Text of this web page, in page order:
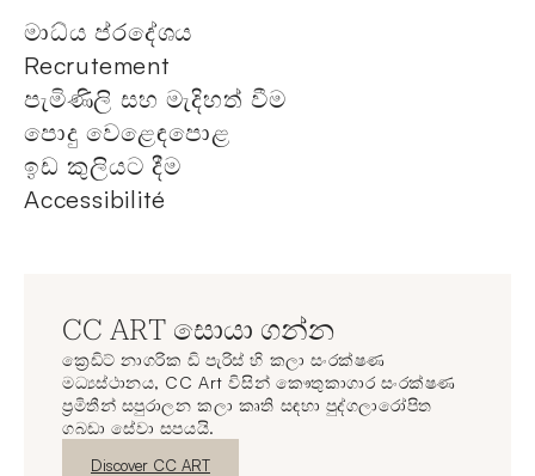
මාධ්ය ප්රදේශය
Recrutement
පැමිණිලි සහ මැදිහත් වීම
පොදු වෙළෙඳපොළ
ඉඩ කුලියට දීම
Accessibilité
CC ART සොයා ගන්න
ක්‍රෙඩිට් නාගරික ඩි පැරිස් හි කලා සංරක්ෂණ
මධ්‍යස්ථානය, CC Art විසින් කෞතුකාගාර සංරක්ෂණ
ප්‍රමිතීන් සපුරාලන කලා කෘති සඳහා පුද්ගලාරෝපිත
ගබඩා සේවා සපයයි.
නව කවුළුව
Discover CC ART